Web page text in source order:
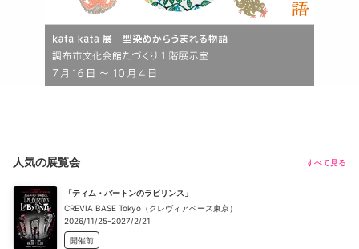
人気の展覧会 すべて見る
「ティム・バートンのラビリンス」
CREVIA BASE Tokyo（クレヴィアベース東京）
2026/11/25-2027/2/21
開催前